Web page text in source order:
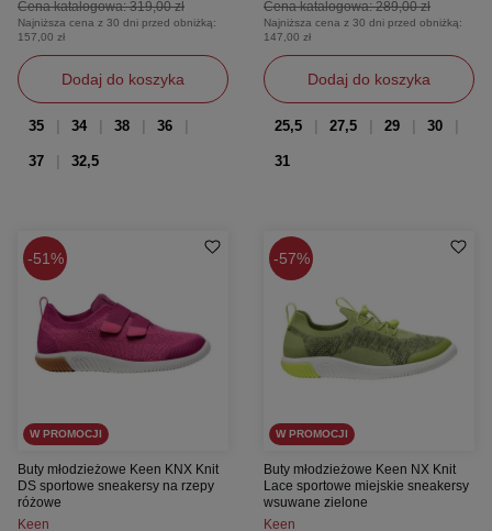
Cena katalogowa:319,00 zł
Najniższa cena z 30 dni przed obniżką:
157,00 zł
Dodaj do koszyka
35 34 38 36
37 32,5
Cena katalogowa:289,00 zł
Najniższa cena z 30 dni przed obniżką:
147,00 zł
Dodaj do koszyka
25,5 27,5 29 30
31
51%
W PROMOCJI
Buty młodzieżowe Keen KNX Knit
DS sportowe sneakersy na rzepy
różowe
Keen
57%
W PROMOCJI
Buty młodzieżowe Keen NX Knit
Lace sportowe miejskie sneakersy
wsuwane zielone
Keen